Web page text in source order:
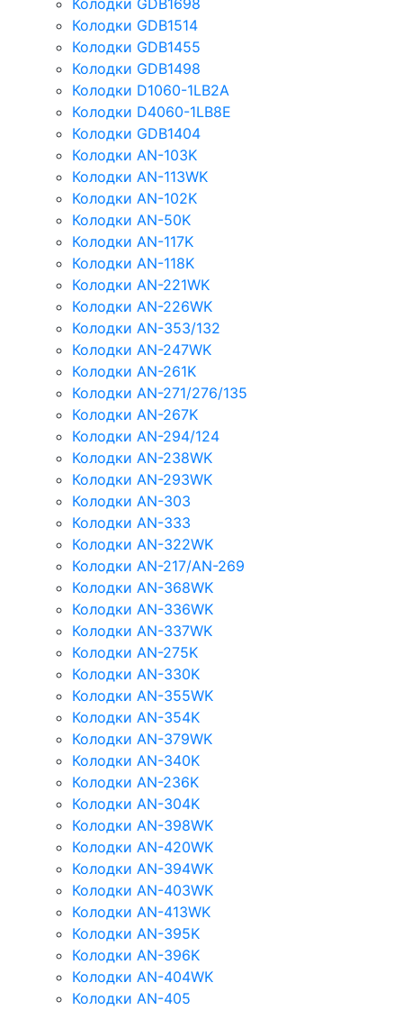
Колодки GDB1698
Колодки GDB1514
Колодки GDB1455
Колодки GDB1498
Колодки D1060-1LB2A
Колодки D4060-1LB8E
Колодки GDB1404
Колодки AN-103K
Колодки AN-113WK
Колодки AN-102K
Колодки AN-50K
Колодки AN-117K
Колодки AN-118K
Колодки AN-221WK
Колодки AN-226WK
Колодки AN-353/132
Колодки AN-247WK
Колодки AN-261K
Колодки AN-271/276/135
Колодки AN-267K
Колодки AN-294/124
Колодки AN-238WK
Колодки AN-293WK
Колодки AN-303
Колодки AN-333
Колодки AN-322WK
Колодки AN-217/AN-269
Колодки AN-368WK
Колодки AN-336WK
Колодки AN-337WK
Колодки AN-275K
Колодки AN-330K
Колодки AN-355WK
Колодки AN-354K
Колодки AN-379WK
Колодки AN-340K
Колодки AN-236K
Колодки AN-304K
Колодки AN-398WK
Колодки AN-420WK
Колодки AN-394WK
Колодки AN-403WK
Колодки AN-413WK
Колодки AN-395K
Колодки AN-396K
Колодки AN-404WK
Колодки AN-405